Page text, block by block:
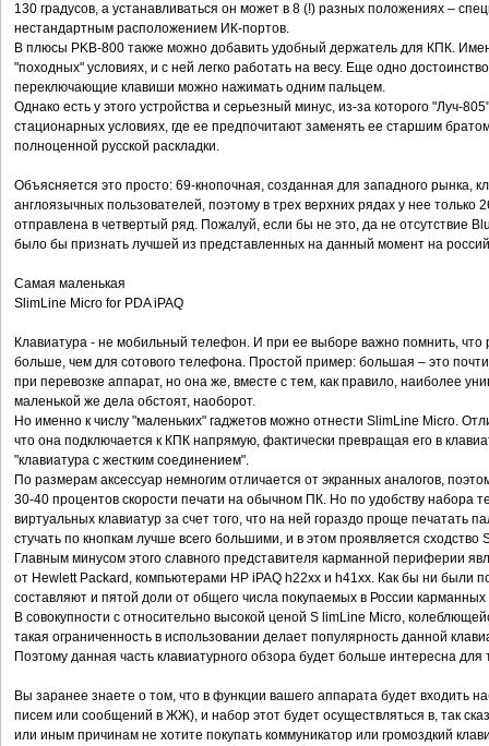
130 градусов, а устанавливаться он может в 8 (!) разных положениях –
нестандартным расположением ИК-портов.
В плюсы PKB-800 также можно добавить удобный держатель для КПК.
"походных" условиях, и с ней легко работать на весу. Еще одно
переключающие клавиши можно нажимать одним пальцем.
Однако есть у этого устройства и серьезный минус, из-за которого "Луч-
стационарных условиях, где ее предпочитают заменять ее старшим
полноценной русской раскладки.
Объясняется это просто: 69-кнопочная, созданная для западного рынка,
англоязычных пользователей, поэтому в трех верхних рядах у нее только
отправлена в четвертый ряд. Пожалуй, если бы не это, да не отсутствие
было бы признать лучшей из представленных на данный момент на
Самая маленькая
SlimLine Micro for PDA iPAQ
Клавиатура - не мобильный телефон. И при ее выборе важно помнить, что
больше, чем для сотового телефона. Простой пример: большая – это
при перевозке аппарат, но она же, вместе с тем, как правило, наиболее
маленькой же дела обстоят, наоборот.
Но именно к числу "маленьких" гаджетов можно отнести SlimLine Micro.
что она подключается к КПК напрямую, фактически превращая его в
"клавиатура с жестким соединением".
По размерам аксессуар немногим отличается от экранных аналогов,
30-40 процентов скорости печати на обычном ПК. Но по удобству набора
виртуальных клавиатур за счет того, что на ней гораздо проще печатать
стучать по кнопкам лучше всего большими, и в этом проявляется сходство
Главным минусом этого славного представителя карманной периферии
от Hewlett Packard, компьютерами HP iPAQ h22xx и h41xx. Как бы ни были
составляют и пятой доли от общего числа покупаемых в России
В совокупности с относительно высокой ценой S limLine Micro,
такая ограниченность в использовании делает популярность данной
Поэтому данная часть клавиатурного обзора будет больше интересна
Вы заранее знаете о том, что в функции вашего аппарата будет входить
писем или сообщений в ЖЖ), и набор этот будет осуществляться в, так
или иным причинам не хотите покупать коммуникатор или громоздкий